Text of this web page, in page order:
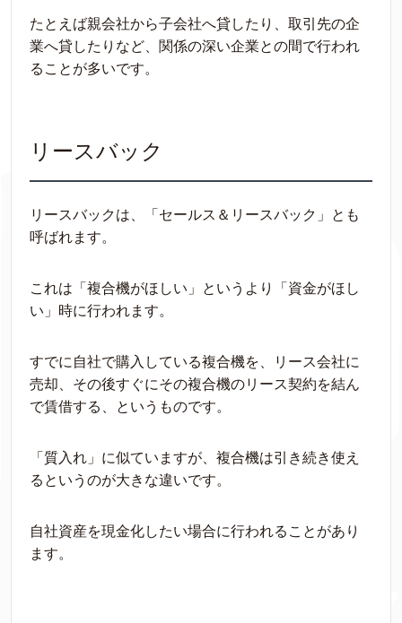
たとえば親会社から子会社へ貸したり、取引先の企
業へ貸したりなど、関係の深い企業との間で行われ
ることが多いです。
リースバック
リースバックは、「セールス＆リースバック」とも
呼ばれます。
これは「複合機がほしい」というより「資金がほし
い」時に行われます。
すでに自社で購入している複合機を、リース会社に
売却、その後すぐにその複合機のリース契約を結ん
で賃借する、というものです。
「質入れ」に似ていますが、複合機は引き続き使え
るというのが大きな違いです。
自社資産を現金化したい場合に行われることがあり
ます。